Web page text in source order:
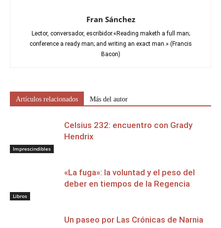
Fran Sánchez
Lector, conversador, escribidor.«Reading maketh a full man;
conference a ready man; and writing an exact man.» (Francis
Bacon)
Artículos relacionados Más del autor
Imprescindibles
Celsius 232: encuentro con Grady
Hendrix
Libros
«La fuga»: la voluntad y el peso del
deber en tiempos de la Regencia
Un paseo por Las Crónicas de Narnia